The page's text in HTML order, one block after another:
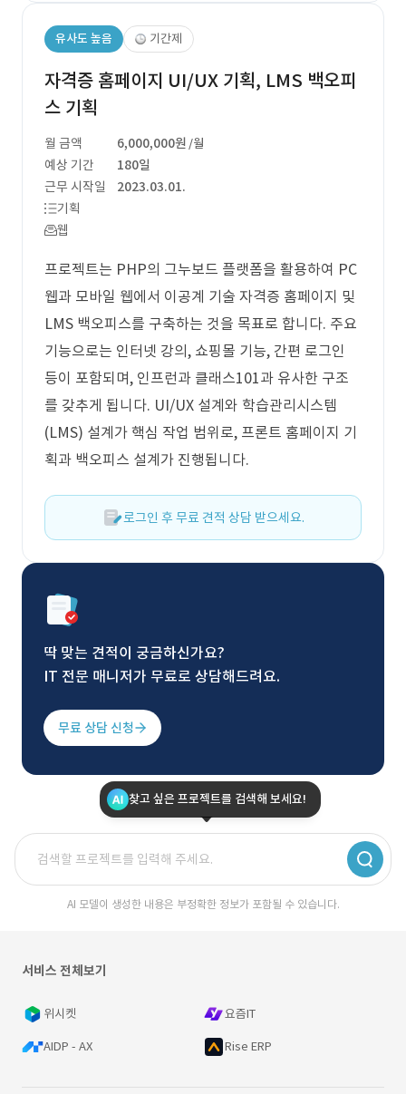
유사도 높음 기간제
자격증 홈페이지 UI/UX 기획, LMS 백오피
스 기획
월 금액 6,000,000원 /월
예상 기간
180일
근무 시작일
2023.03.01.
기획
웹
프로젝트는 PHP의 그누보드 플랫폼을 활용하여 PC
웹과 모바일 웹에서 이공계 기술 자격증 홈페이지 및
LMS 백오피스를 구축하는 것을 목표로 합니다. 주요
기능으로는 인터넷 강의, 쇼핑몰 기능, 간편 로그인
등이 포함되며, 인프런과 클래스101과 유사한 구조
를 갖추게 됩니다. UI/UX 설계와 학습관리시스템
(LMS) 설계가 핵심 작업 범위로, 프론트 홈페이지 기
획과 백오피스 설계가 진행됩니다.
로그인 후 무료 견적 상담 받으세요.
딱 맞는 견적이 궁금하신가요?
IT 전문 매니저가 무료로 상담해드려요.
무료 상담 신청
찾고 싶은 프로젝트를 검색해 보세요!
AI 모델이 생성한 내용은 부정확한 정보가 포함될 수 있습니다.
서비스 전체보기
위시켓 요즘IT
AIDP - AX Rise ERP